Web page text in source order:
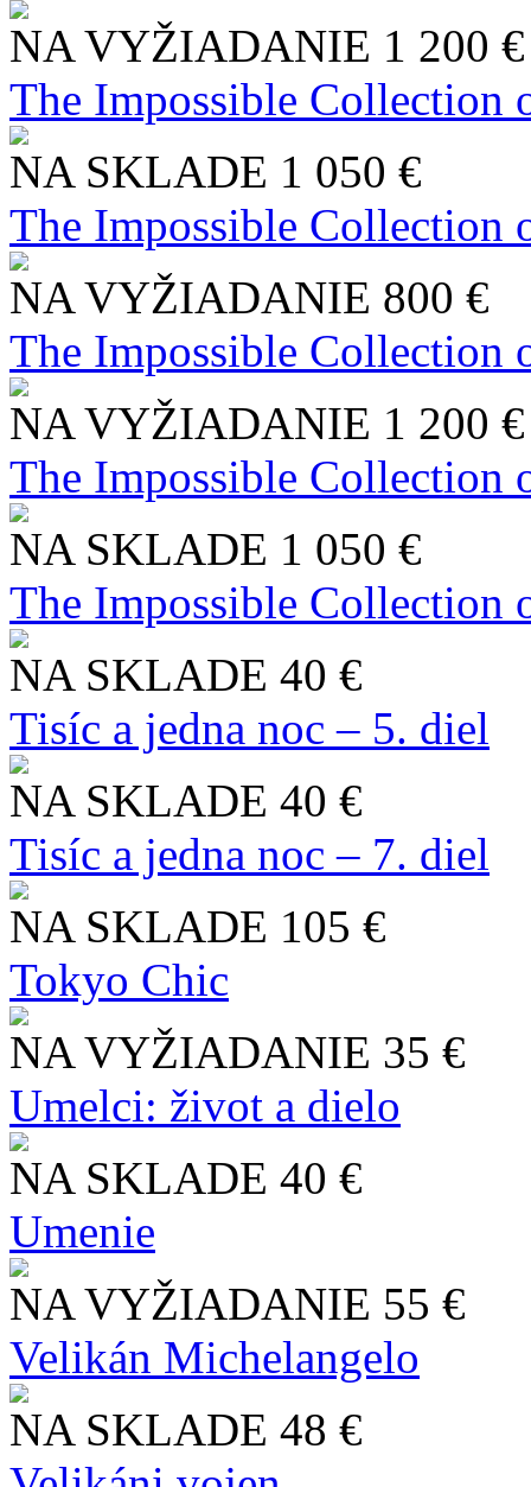
NA VYŽIADANIE 1 200 €
The Impossible Collection
NA SKLADE 1 050 €
The Impossible Collection
NA VYŽIADANIE 800 €
The Impossible Collection
NA VYŽIADANIE 1 200 €
The Impossible Collection
NA SKLADE 1 050 €
The Impossible Collection
NA SKLADE 40 €
Tisíc a jedna noc – 5. diel
NA SKLADE 40 €
Tisíc a jedna noc – 7. diel
NA SKLADE 105 €
Tokyo Chic
NA VYŽIADANIE 35 €
Umelci: život a dielo
NA SKLADE 40 €
Umenie
NA VYŽIADANIE 55 €
Velikán Michelangelo
NA SKLADE 48 €